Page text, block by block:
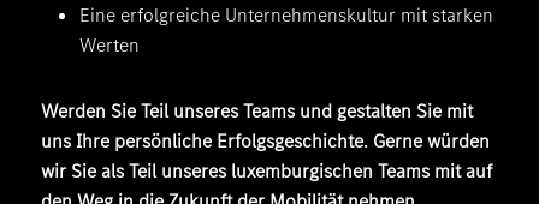
Eine erfolgreiche Unternehmenskultur mit starken
Werten
Werden Sie Teil unseres Teams und gestalten Sie mit
uns Ihre persönliche Erfolgsgeschichte. Gerne würden
wir Sie als Teil unseres luxemburgischen Teams mit auf